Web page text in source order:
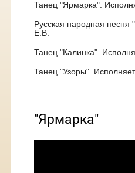
Танец "Ярмарка".
Русская народная песня
Е.В.
Танец "Калинка".
Танец "Узоры".
"Ярмарка"